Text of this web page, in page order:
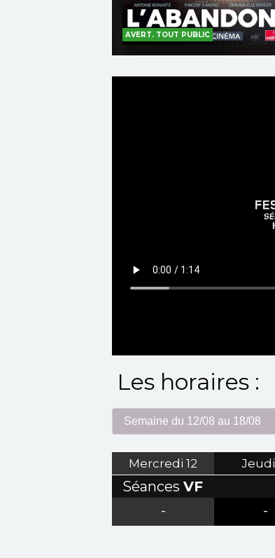
AVERT. TOUT PUBLIC
Les horaires :
Mercredi 12 Jeudi
Séances VF
-
-